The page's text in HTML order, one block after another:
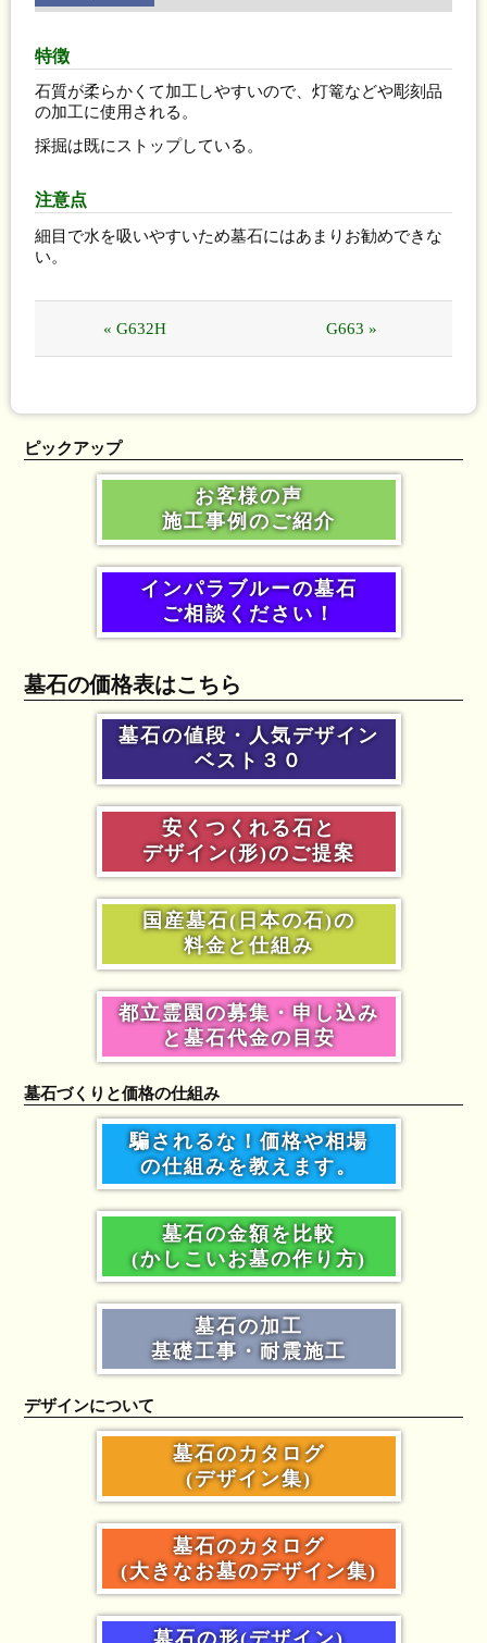
特徴
石質が柔らかくて加工しやすいので、灯篭などや彫刻品
の加工に使用される。
採掘は既にストップしている。
注意点
細目で水を吸いやすいため墓石にはあまりお勧めできな
い。
« G632H G663 »
ピックアップ
お客様の声
施工事例のご紹介
インパラブルーの墓石
ご相談ください！
墓石の価格表はこちら
墓石の値段・人気デザイン
ベスト３０
安くつくれる石と
デザイン(形)のご提案
国産墓石(日本の石)の
料金と仕組み
都立霊園の募集・申し込み
と墓石代金の目安
墓石づくりと価格の仕組み
騙されるな！価格や相場
の仕組みを教えます。
墓石の金額を比較
(かしこいお墓の作り方)
墓石の加工
基礎工事・耐震施工
デザインについて
墓石のカタログ
(デザイン集)
墓石のカタログ
(大きなお墓のデザイン集)
墓石の形(デザイン)